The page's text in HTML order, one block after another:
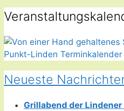
Neueste
Grillabend der